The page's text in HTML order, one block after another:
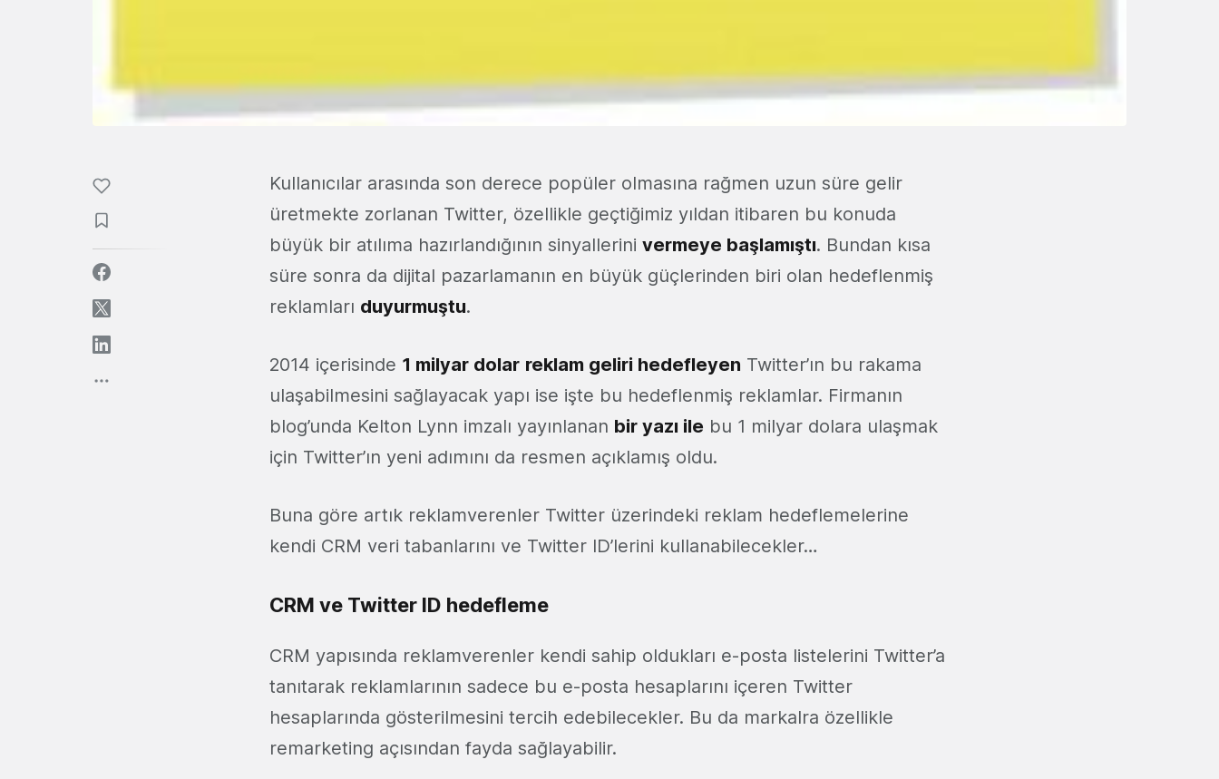
Kullanıcılar arasında son derece popüler olmasına rağmen uzun süre gelir
üretmekte zorlanan Twitter, özellikle geçtiğimiz yıldan itibaren bu konuda
büyük bir atılıma hazırlandığının sinyallerini vermeye başlamıştı. Bundan kısa
süre sonra da dijital pazarlamanın en büyük güçlerinden biri olan hedeflenmiş
reklamları duyurmuştu.
2014 içerisinde 1 milyar dolar reklam geliri hedefleyen Twitter’ın bu rakama
ulaşabilmesini sağlayacak yapı ise işte bu hedeflenmiş reklamlar. Firmanın
blog’unda Kelton Lynn imzalı yayınlanan bir yazı ile bu 1 milyar dolara ulaşmak
için Twitter’ın yeni adımını da resmen açıklamış oldu.
Buna göre artık reklamverenler Twitter üzerindeki reklam hedeflemelerine
kendi CRM veri tabanlarını ve Twitter ID’lerini kullanabilecekler…
CRM ve Twitter ID hedefleme
CRM yapısında reklamverenler kendi sahip oldukları e-posta listelerini Twitter’a
tanıtarak reklamlarının sadece bu e-posta hesaplarını içeren Twitter
hesaplarında gösterilmesini tercih edebilecekler. Bu da markalra özellikle
remarketing açısından fayda sağlayabilir.